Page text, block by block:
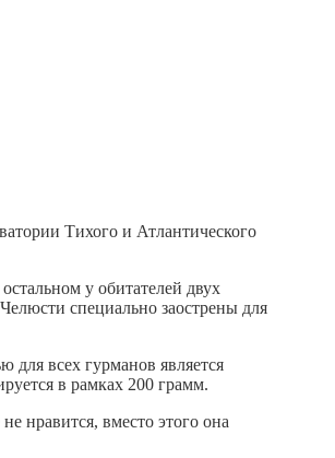
Тихого и Атлантического
у обитателей двух
специально заострены для
для всех гурманов является
в рамках 200 грамм.
нравится, вместо этого она